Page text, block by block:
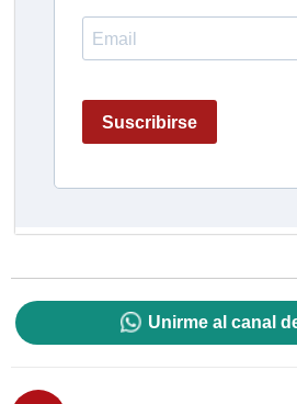
Unirme al canal